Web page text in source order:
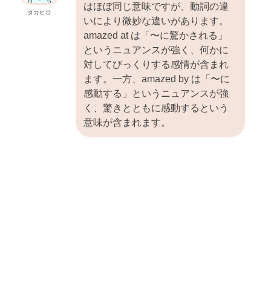
タカヒロ
はほぼ同じ意味ですが、動詞の違
いにより微妙な違いがあります。
amazed at は「〜に驚かされる」
というニュアンスが強く、何かに
対してびっくりする感情が含まれ
ます。一方、amazed by は「〜に
感動する」というニュアンスが強
く、驚きとともに感動するという
意味が含まれます。